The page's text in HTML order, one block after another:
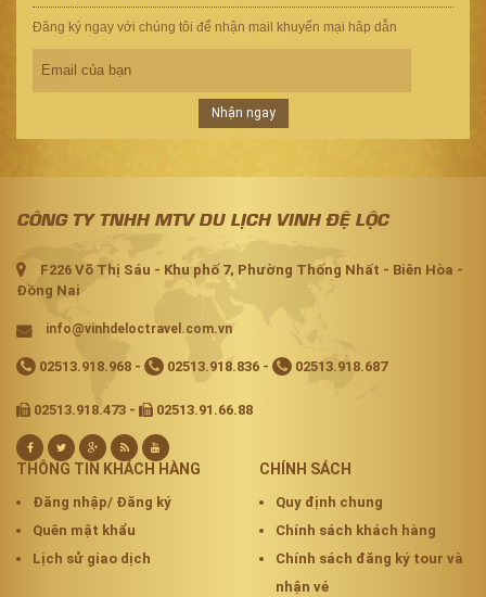
Đăng ký ngay với chúng tôi để nhận mail khuyến mại hâp dẫn
Nhận ngay
CÔNG TY TNHH MTV DU LỊCH VINH ĐỆ LỘC
F226 Võ Thị Sáu - Khu phố 7, Phường Thống Nhất - Biên Hòa -
Đồng Nai
info@vinhdeloctravel.com.vn
02513.918.968 - 02513.918.836 - 02513.918.687
02513.918.473 - 02513.91.66.88
THÔNG TIN KHÁCH HÀNG
Đăng nhập/ Đăng ký
Quên mật khẩu
Lịch sử giao dịch
CHÍNH SÁCH
Quy định chung
Chính sách khách hàng
Chính sách đăng ký tour và
nhận vé